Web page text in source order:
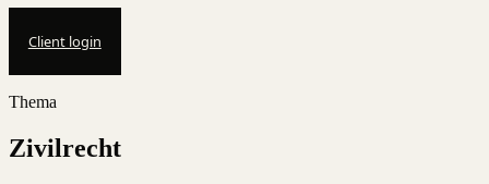
Client login
Thema
Zivilrecht